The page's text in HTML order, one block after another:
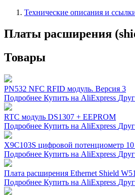
Технические описания и
Платы расширения
Товары
PN532 NFC RFID модуль. Версия 3
Подробнее Купить на AliExpress
RTC модуль DS1307 + EEPROM
Подробнее Купить на AliExpress
X9C103S цифровой потенциометр
Подробнее Купить на AliExpress
Плата расширения Ethernet Shield
Подробнее Купить на AliExpress